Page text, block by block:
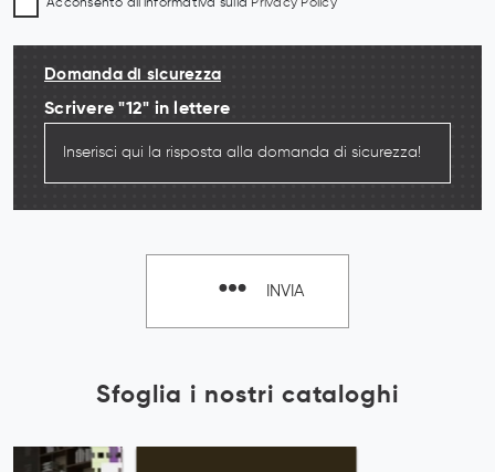
Sfoglia i nostri cataloghi
Acconsento all'informativa sulla Privacy Policy
Domanda di sicurezza
Scrivere "12" in lettere
INVIA